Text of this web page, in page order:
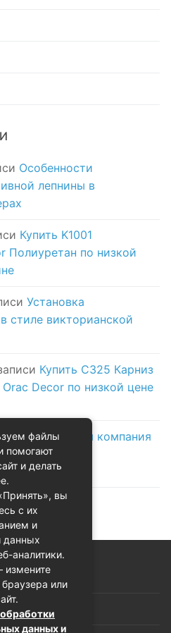
Особенности
лепнины в
Купить K1001
Полиуретан по низкой
Установка
стиле викторианской
Купить C325 Карниз
Decor по низкой цене
Логистическая компания
надежность и
месте
файлы
помогают
и делать
вы
с их
и
данных
аналитики.
измените
или
данных и